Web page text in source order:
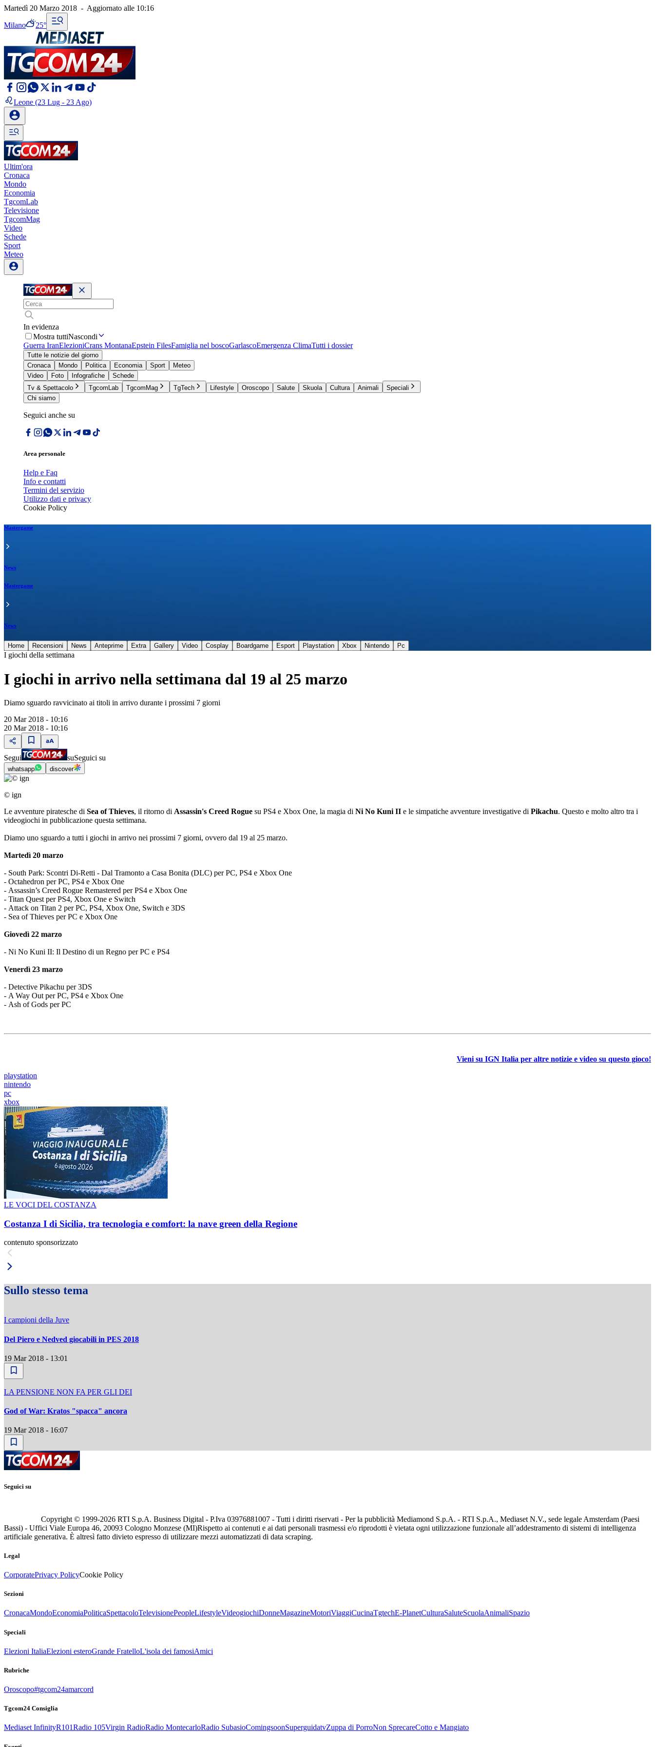
Martedì 20 Marzo 2018 - Aggiornato alle 10:16
Milano 25°
Leone (23 Lug - 23 Ago)
Ultim'ora
Cronaca
Mondo
Economia
TgcomLab
Televisione
TgcomMag
Video
Schede
Sport
Meteo
In evidenza
Mostra tuttiNascondi
Guerra IranElezioniCrans MontanaEpstein FilesFamiglia nel boscoGarlascoEmergenza ClimaTutti i dossier
Tutte le notizie del giorno
Cronaca
Mondo Politica Economia Sport
Meteo
Video
Foto Infografiche
Schede
Tv & Spettacolo
TgcomLab TgcomMag TgTech Lifestyle Oroscopo Salute Skuola Cultura Animali
Speciali
Chi siamo
Seguici anche su
Area personale
Help e Faq
Info e contatti
Termini del servizio
Utilizzo dati e privacy
Cookie Policy
Mastergame
News
Mastergame
News
Home Recensioni News Anteprime Extra Gallery Video Cosplay Boardgame Esport Playstation Xbox Nintendo Pc
I giochi della settimana
I giochi in arrivo nella settimana dal 19 al 25 marzo
Diamo sguardo ravvicinato ai titoli in arrivo durante i prossimi 7 giorni
20 Mar 2018 - 10:16
20 Mar 2018 - 10:16
Segui suSeguici su
whatsapp discover
© ign
Le avventure piratesche di Sea of Thieves, il ritorno di Assassin's Creed Rogue su PS4 e Xbox One, la magia di Ni No Kuni II e le simpatiche avventure investigative di Pikachu. Questo e molto altro tra i
videogiochi in pubblicazione questa settimana.
Diamo uno sguardo a tutti i giochi in arrivo nei prossimi 7 giorni, ovvero dal 19 al 25 marzo.
Martedì 20 marzo
- South Park: Scontri Di-Retti - Dal Tramonto a Casa Bonita (DLC) per PC, PS4 e Xbox One
- Octahedron per PC, PS4 e Xbox One
- Assassin’s Creed Rogue Remastered per PS4 e Xbox One
- Titan Quest per PS4, Xbox One e Switch
- Attack on Titan 2 per PC, PS4, Xbox One, Switch e 3DS
- Sea of Thieves per PC e Xbox One
Giovedì 22 marzo
- Ni No Kuni II: Il Destino di un Regno per PC e PS4
Venerdì 23 marzo
- Detective Pikachu per 3DS
- A Way Out per PC, PS4 e Xbox One
- Ash of Gods per PC
Vieni su IGN Italia per altre notizie e video su questo gioco!
playstation
nintendo
pc
xbox
LE VOCI DEL COSTANZA
Costanza I di Sicilia, tra tecnologia e comfort: la nave green della Regione
contenuto sponsorizzato
Sullo stesso tema
I campioni della Juve
Del Piero e Nedved giocabili in PES 2018
19 Mar 2018 - 13:01
LA PENSIONE NON FA PER GLI DEI
God of War: Kratos "spacca" ancora
19 Mar 2018 - 16:07
Seguici su
Copyright © 1999-2026 RTI S.p.A. Business Digital - P.Iva 03976881007 - Tutti i diritti riservati - Per la pubblicità Mediamond S.p.A. - RTI S.p.A., Mediaset N.V., sede legale Amsterdam (Paesi
Bassi) - Uffici Viale Europa 46, 20093 Cologno Monzese (MI)Rispetto ai contenuti e ai dati personali trasmessi e/o riprodotti è vietata ogni utilizzazione funzionale all’addestramento di sistemi di intelligenza
artificiale generativa. È altresì fatto divieto espresso di utilizzare mezzi automatizzati di data scraping.
Legal
CorporatePrivacy PolicyCookie Policy
Sezioni
CronacaMondoEconomiaPoliticaSpettacoloTelevisionePeopleLifestyleVideogiochiDonneMagazineMotoriViaggiCucinaTgtechE-PlanetCulturaSaluteScuolaAnimaliSpazio
Speciali
Elezioni ItaliaElezioni esteroGrande FratelloL'isola dei famosiAmici
Rubriche
Oroscopo#tgcom24amarcord
Tgcom24 Consiglia
Mediaset InfinityR101Radio 105Virgin RadioRadio MontecarloRadio SubasioComingsoonSuperguidatvZuppa di PorroNon SprecareCotto e Mangiato